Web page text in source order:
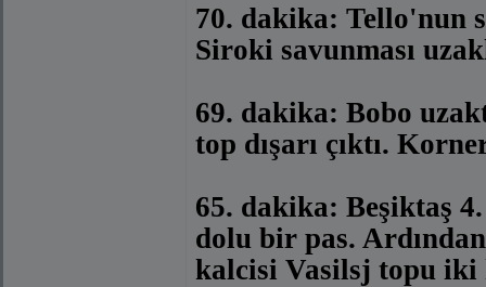
70. dakika: Tello'nun
Siroki savunması
69. dakika: Bobo
top dışarı çıktı.
65. dakika: Beşiktaş
dolu bir pas.
kalcisi Vasilsj topu iki